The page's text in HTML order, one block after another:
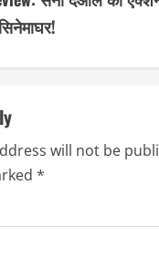
will not be
*